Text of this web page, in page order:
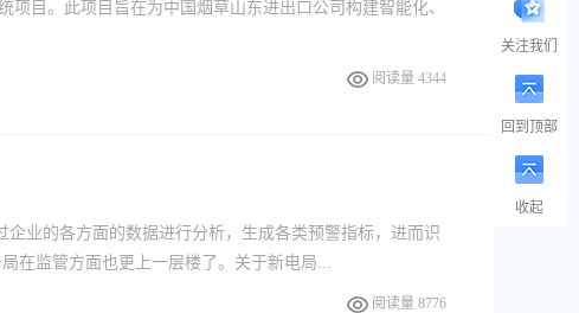
目。此项目旨在为中国烟草山东进出口公司构建智能化、
阅读量 4344
业的各方面的数据进行分析，生成各类预警指标，进而识
在监管方面也更上一层楼了。关于新电局...
阅读量 8776
关注我们
回到顶部
收起